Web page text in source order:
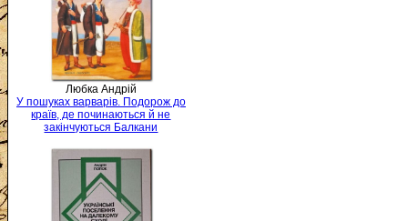
Любка Андрій
У пошуках варварів. Подорож до
країв, де починаються й не
закінчуються Балкани